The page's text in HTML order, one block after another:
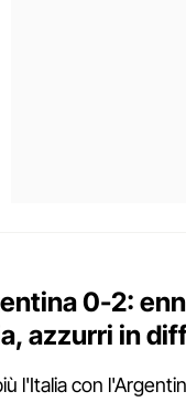
0-2:
azzurri in
l'Italia con